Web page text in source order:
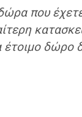
που
δώρο